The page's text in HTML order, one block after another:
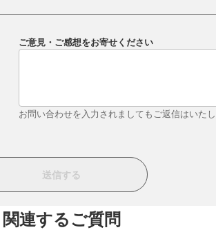
ご意見・ご感想をお寄せください
お問い合わせを入力されましてもご返信はいた
関連するご質問